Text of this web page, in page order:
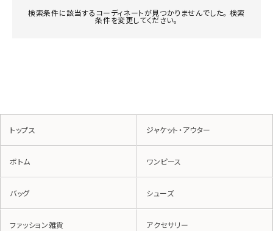
検索条件に該当するコーディネートが見つかりませんでした。 検索
条件を変更してください。
トップス ジャケット・アウター
ボトム ワンピース
バッグ シューズ
ファッション雑貨 アクセサリー